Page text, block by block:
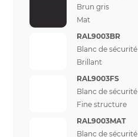
Brun gris
Mat
RAL9003BR
Blanc de sécurité
Brillant
RAL9003FS
Blanc de sécurité
Fine structure
RAL9003MAT
Blanc de sécurité